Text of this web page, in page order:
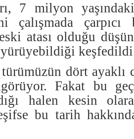
7 milyon
çalışmada
atası olduğu
yürüyebildiği
dört ayaklı
Fakat bu
halen kesin
bu tarih